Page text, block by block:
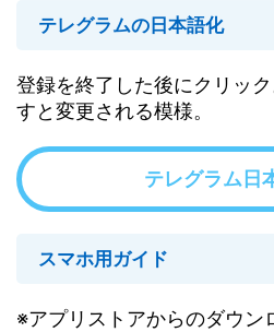
テレグラムの日本語化
登録を終了した後にクリッ
すと変更される模様。
テレグラム日
スマホ用ガイド
※アプリストアからのダウン